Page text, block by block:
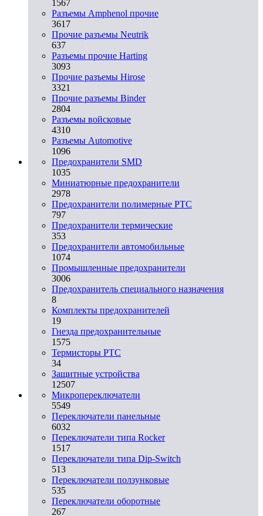
1567
Разъемы Amphenol прочие
3617
Прочие разъемы Neutrik
637
Разъемы прочие Harting
3093
Прочие разъемы Hirose
3321
Прочие разъемы Binder
2804
Разъемы войсковые
4310
Разъeмы Automotive
1096
Предохранители SMD
1035
Миниатюрные предохранители
2978
Предохранители полимерные PTC
797
Предохранители термические
353
Предохранители автомобильные
1074
Промышленные предохранители
3006
Предохранитель специального назначения
8
Комплекты предохранителей
19
Гнезда предохранительные
1575
Термисторы PTC
34
Защитные устройства
12507
Микропереключатели
5549
Переключатели панельные
6032
Переключатели типа Rocker
1517
Переключатели типа Dip-Switch
513
Переключатели ползунковые
535
Переключатели оборотные
267